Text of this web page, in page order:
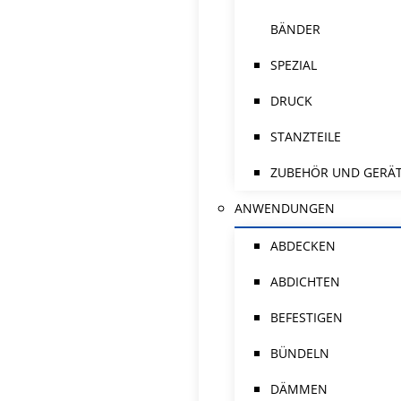
BÄNDER
SPEZIAL
DRUCK
STANZTEILE
ZUBEHÖR UND
ANWENDUNGEN
ABDECKEN
ABDICHTEN
BEFESTIGEN
BÜNDELN
DÄMMEN